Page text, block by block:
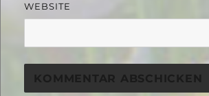
WEBSITE